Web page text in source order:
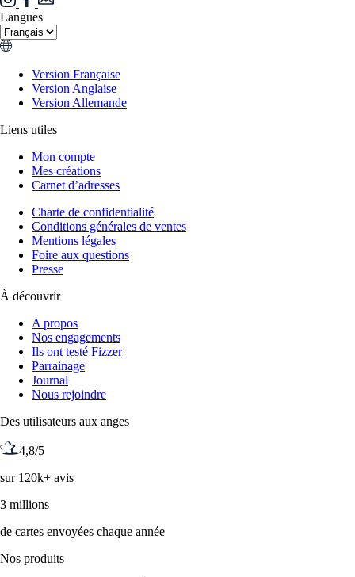
Langues
Version Française
Version Anglaise
Version Allemande
Liens utiles
Mon compte
Mes créations
Carnet d’adresses
Charte de confidentialité
Conditions générales de ventes
Mentions légales
Foire aux questions
Presse
À découvrir
A propos
Nos engagements
Ils ont testé Fizzer
Parrainage
Journal
Nous rejoindre
Des utilisateurs aux anges
4,8/5
sur 120k+ avis
3 millions
de cartes envoyées chaque année
Nos produits